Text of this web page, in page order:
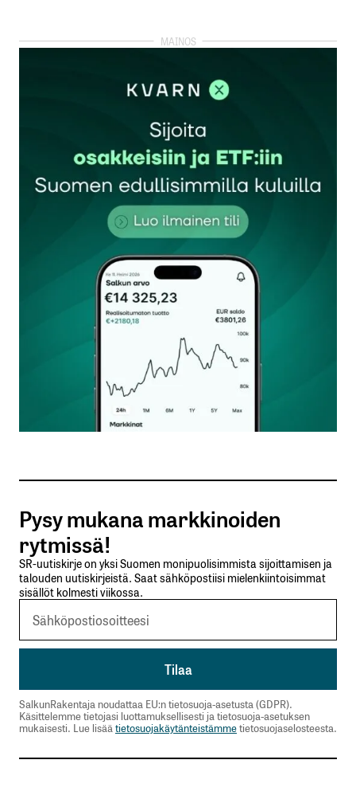
kirjautua
rekisteröityä
Sähköpostiosoitettasi ei julkaista.Pakolliset
kentät on merkitty*
Kommentti*
Nimesi tai nimimerkkisi
Sähköpostiosoitteesi
Tilaa SalkunRakentajan uutiskirje
Lähetä kommentti
Pysy mukana markkinoiden
rytmissä!
SR-uutiskirje on yksi Suomen monipuolisimmista sijoittamisen ja
talouden uutiskirjeistä. Saat sähköpostiisi mielenkiintoisimmat
sisällöt kolmesti viikossa.
SalkunRakentaja noudattaa EU:n tietosuoja-asetusta (GDPR).
Käsittelemme tietojasi luottamuksellisesti ja tietosuoja-asetuksen
mukaisesti. Lue lisää tietosuojakäytänteistämmetietosuojaselosteesta.